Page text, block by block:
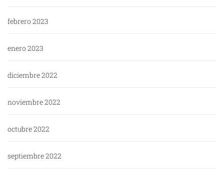
febrero 2023
enero 2023
diciembre 2022
noviembre 2022
octubre 2022
septiembre 2022